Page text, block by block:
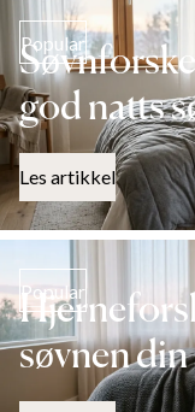
Popular
god natts
Les artikkel
Popular
søvnen din